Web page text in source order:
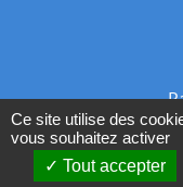
Ce site utilise des
vous souhaitez activer
Tout accepter